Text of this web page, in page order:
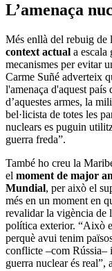
L’amenaça
Més enllà del rebuig de
context actual a escala
mecanismes per evitar
Carme Suñé adverteix
l'amenaça d'aquest país
d’aquestes armes, la
bel·licista de totes les
nuclears es puguin
guerra freda”.
També ho creu la
el moment de major
Mundial, per això el
més en un moment en
revalidar la vigència de
política exterior. “Això
perquè avui tenim
conflicte –com Rússia–
guerra nuclear és real”,